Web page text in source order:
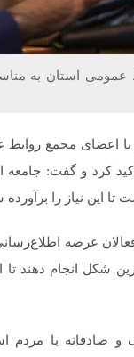
عمومی استان به
با اعضای مجمع
کرد و گفت: جامعه
این نیاز را برآورده
عرصه
شکل انجام دهند تا
و صادقانه با